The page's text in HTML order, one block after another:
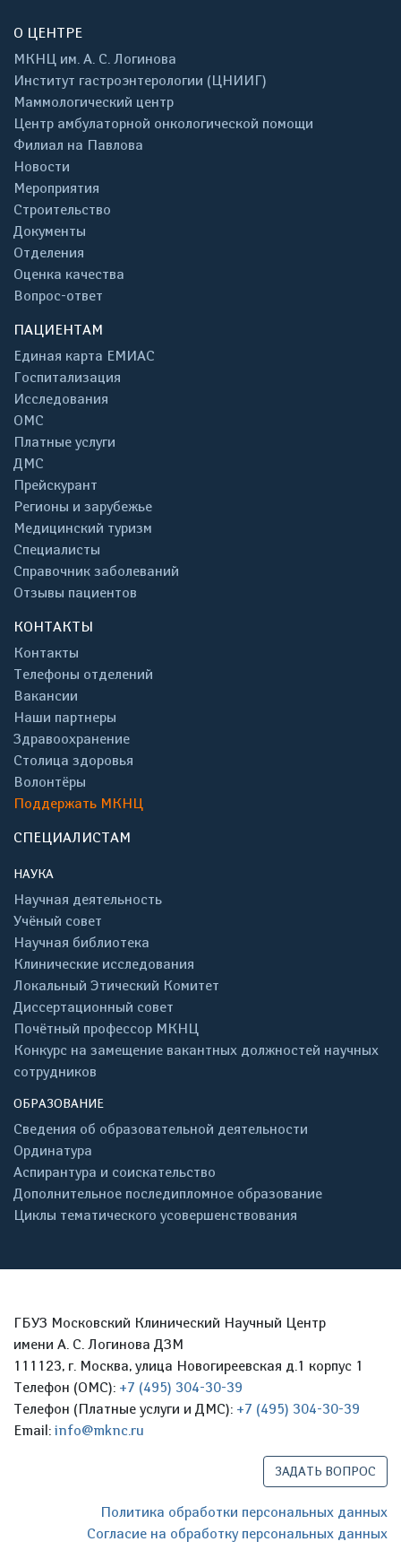
О ЦЕНТРЕ
МКНЦ им. А. С. Логинова
Институт гастроэнтерологии (ЦНИИГ)
Маммологический центр
Центр амбулаторной онкологической помощи
Филиал на Павлова
Новости
Мероприятия
Строительство
Документы
Отделения
Оценка качества
Вопрос-ответ
ПАЦИЕНТАМ
Единая карта ЕМИАС
Госпитализация
Исследования
ОМС
Платные услуги
ДМС
Прейскурант
Регионы и зарубежье
Медицинский туризм
Специалисты
Справочник заболеваний
Отзывы пациентов
КОНТАКТЫ
Контакты
Телефоны отделений
Вакансии
Наши партнеры
Здравоохранение
Столица здоровья
Волонтёры
Поддержать МКНЦ
СПЕЦИАЛИСТАМ
НАУКА
Научная деятельность
Учёный совет
Научная библиотека
Клинические исследования
Локальный Этический Комитет
Диссертационный совет
Почётный профессор МКНЦ
Конкурс на замещение вакантных должностей научных
сотрудников
ОБРАЗОВАНИЕ
Сведения об образовательной деятельности
Ординатура
Аспирантура и соискательство
Дополнительное последипломное образование
Циклы тематического усовершенствования
ГБУЗ Московский Клинический Научный Центр
имени А. С. Логинова ДЗМ
111123, г. Москва, улица Новогиреевская д.1 корпус 1
Телефон (ОМС): +7 (495) 304-30-39
Телефон (Платные услуги и ДМС): +7 (495) 304-30-39
Email: info@mknc.ru
ЗАДАТЬ ВОПРОС
Политика обработки персональных данных
Согласие на обработку персональных данных